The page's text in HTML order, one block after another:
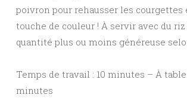
poivron pour rehausser les courgettes
touche de couleur ! À servir avec du
quantité plus ou moins généreuse
Temps de travail : 10 minutes – À
minutes